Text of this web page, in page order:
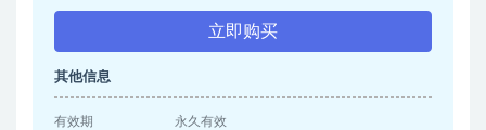
立即购买
其他信息
有效期 永久有效